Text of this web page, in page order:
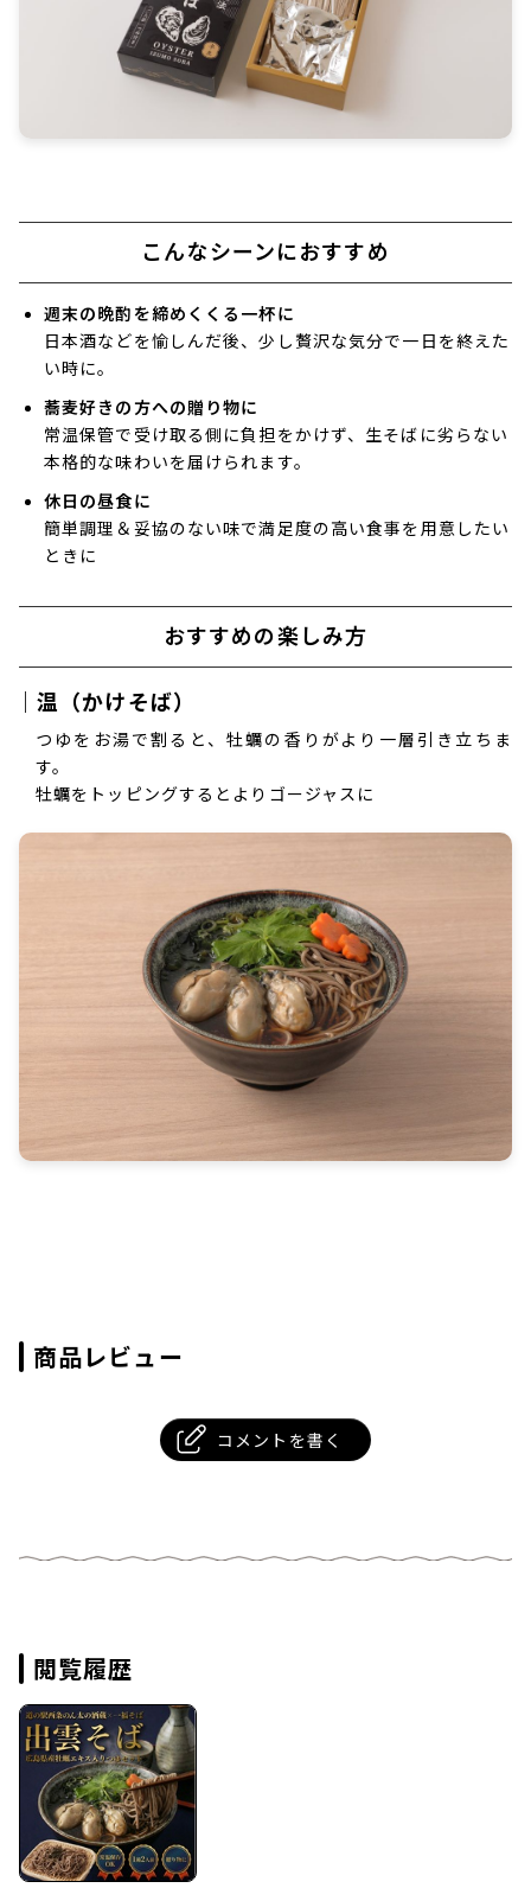
こんなシーンにおすすめ
週末の晩酌を締めくくる一杯に
日本酒などを愉しんだ後、少し贅沢な気分で一日を終えた
い時に。
蕎麦好きの方への贈り物に
常温保管で受け取る側に負担をかけず、生そばに劣らない
本格的な味わいを届けられます。
休日の昼食に
簡単調理＆妥協のない味で満足度の高い食事を用意したい
ときに
おすすめの楽しみ方
｜温（かけそば）
つゆをお湯で割ると、牡蠣の香りがより一層引き立ちま
す。
牡蠣をトッピングするとよりゴージャスに
商品レビュー
コメントを書く
閲覧履歴